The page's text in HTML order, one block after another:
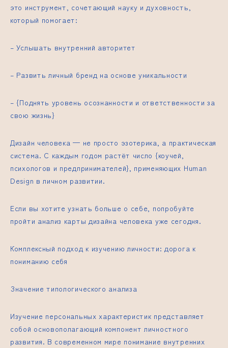
это инструмент, сочетающий науку и духовность,
который помогает:
– Услышать внутренний авторитет
– Развить личный бренд на основе уникальности
– {Поднять уровень осознанности и ответственности за
свою жизнь}
Дизайн человека — не просто эзотерика, а практическая
система. С каждым годом растёт число {коучей,
психологов и предпринимателей}, применяющих Human
Design в личном развитии.
Если вы хотите узнать больше о себе, попробуйте
пройти анализ карты дизайна человека уже сегодня.
Комплексный подход к изучению личности: дорога к
пониманию себя
Значение типологического анализа
Изучение персональных характеристик представляет
собой основополагающий компонент личностного
развития. В современном мире понимание внутренних